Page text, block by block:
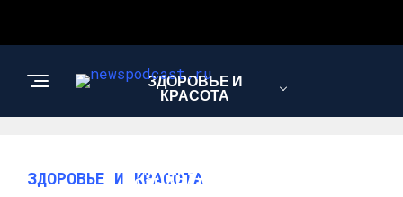
ЗДОРОВЬЕ И
КРАСОТА
ИНТЕРЕСНОЕ И
ПОЗНАВАТЕЛЬНОЕ
ЗДОРОВЬЕ И КРАСОТА